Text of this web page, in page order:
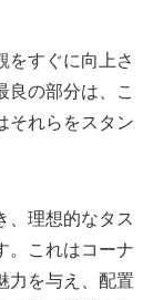
をすぐに向上さ
良の部分は、こ
それらをスタン
、理想的なタス
。これはコーナ
力を与え、配置